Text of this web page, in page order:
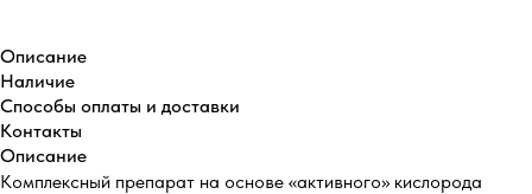
Описание
Наличие
Способы оплаты и доставки
Контакты
Описание
Комплексный препарат на основе «активного» кислорода